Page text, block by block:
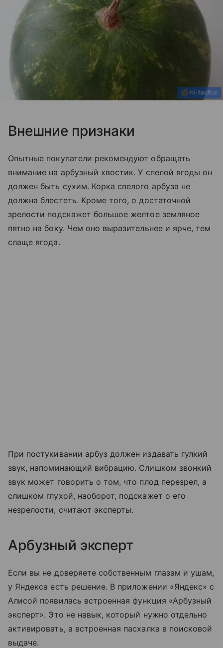
Внешние признаки
Опытные покупатели рекомендуют обращать
внимание на арбузный хвостик. У спелой ягоды он
должен быть сухим. Корка спелого арбуза не
должна блестеть. Кроме того, о достаточной
зрелости подскажет большое желтое земляное
пятно на боку. Чем оно выразительнее и ярче, тем
слаще ягода.
При постукивании арбуз должен издавать гулкий
звук, напоминающий вибрацию. Слишком звонкий
звук может говорить о том, что плод перезрел, а
слишком глухой, наоборот, подскажет о его
незрелости, считают эксперты.
Арбузный эксперт
Если вы не доверяете собственным глазам и ушам,
у Яндекса есть решение. В приложении «Яндекс» с
Алисой появилась встроенная функция «Арбузный
эксперт». Это не навык, который нужно отдельно
активировать, а встроенная пасхалка в поисковой
выдаче.